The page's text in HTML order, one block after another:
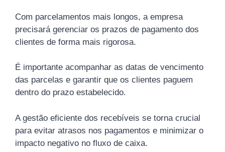
Com parcelamentos mais longos, a empresa
precisará gerenciar os prazos de pagamento dos
clientes de forma mais rigorosa.
É importante acompanhar as datas de vencimento
das parcelas e garantir que os clientes paguem
dentro do prazo estabelecido.
A gestão eficiente dos recebíveis se torna crucial
para evitar atrasos nos pagamentos e minimizar o
impacto negativo no fluxo de caixa.